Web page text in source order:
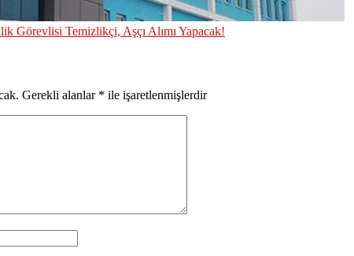
Görevlisi Temizlikçi, Aşçı Alımı Yapacak!
Gerekli alanlar * ile işaretlenmişlerdir